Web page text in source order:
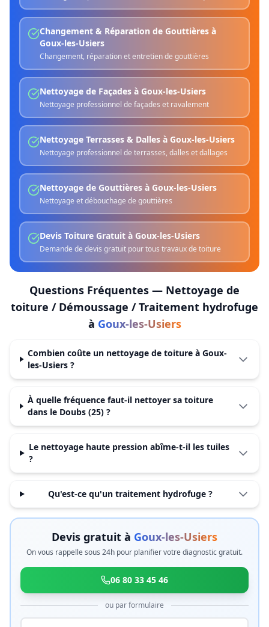
Changement & Réparation de Gouttières à
Goux-les-Usiers
Changement, réparation et entretien de gouttières
Nettoyage de Façades à Goux-les-Usiers
Nettoyage professionnel de façades et ravalement
Nettoyage Terrasses & Dalles à Goux-les-Usiers
Nettoyage professionnel de terrasses, dalles et dallages
Nettoyage de Gouttières à Goux-les-Usiers
Nettoyage et débouchage de gouttières
Devis Toiture Gratuit à Goux-les-Usiers
Demande de devis gratuit pour tous travaux de toiture
Questions Fréquentes — Nettoyage de
toiture / Démoussage / Traitement hydrofuge
à Goux-les-Usiers
Combien coûte un nettoyage de toiture à Goux-
les-Usiers ?
À quelle fréquence faut-il nettoyer sa toiture
dans le Doubs (25) ?
Le nettoyage haute pression abîme-t-il les tuiles
?
Qu'est-ce qu'un traitement hydrofuge ?
Devis gratuit à Goux-les-Usiers
On vous rappelle sous 24h pour planifier votre diagnostic gratuit.
06 80 33 45 46
ou par formulaire